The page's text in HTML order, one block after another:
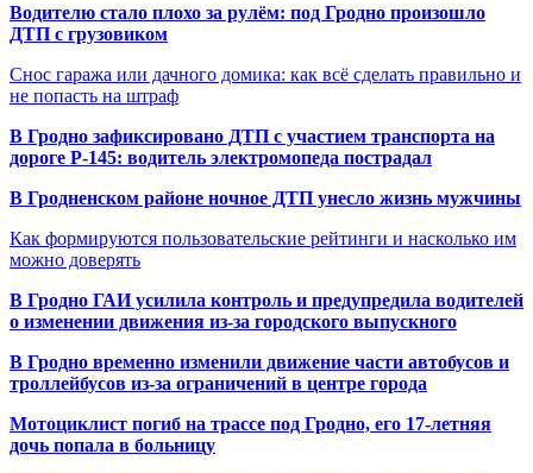
Водителю стало плохо за рулём: под Гродно произошло
ДТП с грузовиком
Снос гаража или дачного домика: как всё сделать правильно и
не попасть на штраф
В Гродно зафиксировано ДТП с участием транспорта на
дороге Р-145: водитель электромопеда пострадал
В Гродненском районе ночное ДТП унесло жизнь мужчины
Как формируются пользовательские рейтинги и насколько им
можно доверять
В Гродно ГАИ усилила контроль и предупредила водителей
о изменении движения из-за городского выпускного
В Гродно временно изменили движение части автобусов и
троллейбусов из-за ограничений в центре города
Мотоциклист погиб на трассе под Гродно, его 17-летняя
дочь попала в больницу